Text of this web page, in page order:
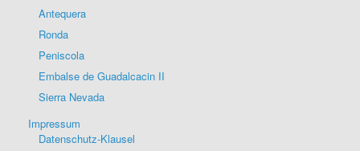
Antequera
Ronda
Peniscola
Embalse de Guadalcacin II
Sierra Nevada
Impressum
Datenschutz-Klausel